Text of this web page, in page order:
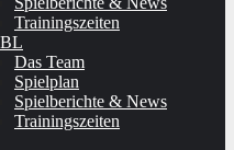
Trainingszeiten
Das Team
Spielplan
Spielberichte & News
Trainingszeiten